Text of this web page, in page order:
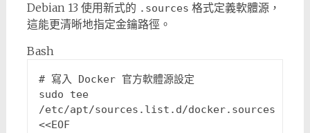
Debian 13 使用新式的 .sources 格式定義軟體源，
這能更清晰地指定金鑰路徑。
Bash
# 寫入 Docker 官方軟體源設定
sudo tee
/etc/apt/sources.list.d/docker.sources
<<EOF